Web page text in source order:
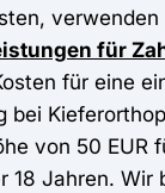
verwenden
für
für eine
bei
von 50 EUR
18 Jahren. Wir